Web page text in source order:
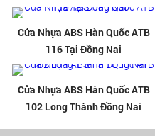
Cửa Nhựa ABS Hàn Quốc ATB
116 Tại Đồng Nai
Cửa Nhựa ABS Hàn Quốc ATB
102 Long Thành Đồng Nai